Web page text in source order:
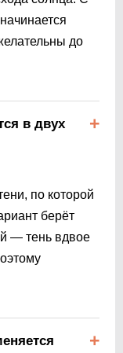
до
в двух
по которой
берёт
— тень вдвое